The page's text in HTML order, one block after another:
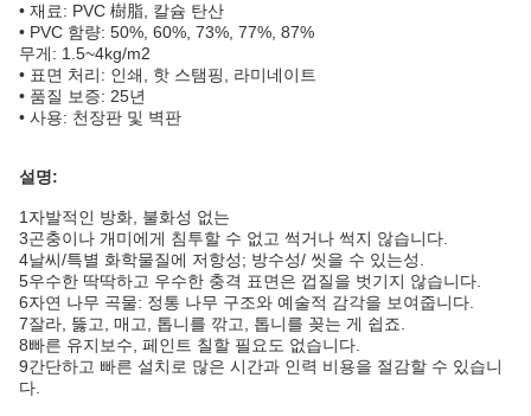
• 재료: PVC 樹脂, 칼슘 탄산
• PVC 함량: 50%, 60%, 73%, 77%, 87%
무게: 1.5~4kg/m2
• 표면 처리: 인쇄, 핫 스탬핑, 라미네이트
• 품질 보증: 25년
• 사용: 천장판 및 벽판
설명:
1자발적인 방화, 불화성 없는
3곤충이나 개미에게 침투할 수 없고 썩거나 썩지 않습니다.
4날씨/특별 화학물질에 저항성; 방수성/ 씻을 수 있는성.
5우수한 딱딱하고 우수한 충격 표면은 껍질을 벗기지 않습니다.
6자연 나무 곡물: 정통 나무 구조와 예술적 감각을 보여줍니다.
7잘라, 뚫고, 매고, 톱니를 깎고, 톱니를 꽂는 게 쉽죠.
8빠른 유지보수, 페인트 칠할 필요도 없습니다.
9간단하고 빠른 설치로 많은 시간과 인력 비용을 절감할 수 있습니
다.